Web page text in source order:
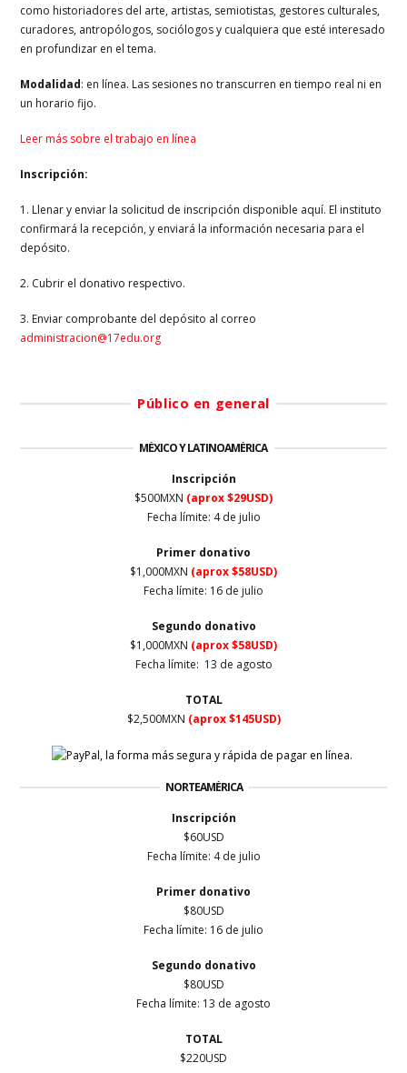
como historiadores del arte, artistas, semiotistas, gestores culturales,
curadores, antropólogos, sociólogos y cualquiera que esté interesado
en profundizar en el tema.
Modalidad: en línea. Las sesiones no transcurren en tiempo real ni en
un horario fijo.
Leer más sobre el trabajo en línea
Inscripción:
1. Llenar y enviar la solicitud de inscripción disponible aquí. El instituto
confirmará la recepción, y enviará la información necesaria para el
depósito.
2. Cubrir el donativo respectivo.
3. Enviar comprobante del depósito al correo
administracion@17edu.org
Público en general
MÉXICO Y LATINOAMÉRICA
Inscripción
$500MXN (aprox $29USD)
Fecha límite: 4 de julio
Primer donativo
$1,000MXN (aprox $58USD)
Fecha límite: 16 de julio
Segundo donativo
$1,000MXN (aprox $58USD)
Fecha límite: 13 de agosto
TOTAL
$2,500MXN (aprox $145USD)
NORTEAMÉRICA
Inscripción
$60USD
Fecha límite: 4 de julio
Primer donativo
$80USD
Fecha límite: 16 de julio
Segundo donativo
$80USD
Fecha límite: 13 de agosto
TOTAL
$220USD